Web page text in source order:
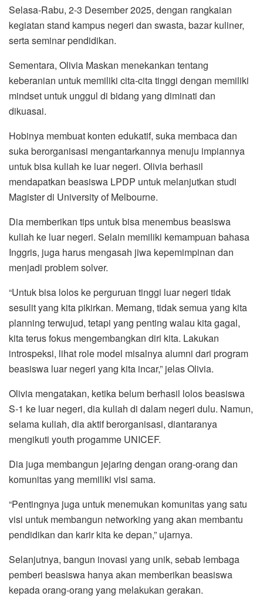
Selasa-Rabu, 2-3 Desember 2025, dengan rangkaian
kegiatan stand kampus negeri dan swasta, bazar kuliner,
serta seminar pendidikan.
Sementara, Olivia Maskan menekankan tentang
keberanian untuk memiliki cita-cita tinggi dengan memiliki
mindset untuk unggul di bidang yang diminati dan
dikuasai.
Hobinya membuat konten edukatif, suka membaca dan
suka berorganisasi mengantarkannya menuju impiannya
untuk bisa kuliah ke luar negeri. Olivia berhasil
mendapatkan beasiswa LPDP untuk melanjutkan studi
Magister di University of Melbourne.
Dia memberikan tips untuk bisa menembus beasiswa
kuliah ke luar negeri. Selain memiliki kemampuan bahasa
Inggris, juga harus mengasah jiwa kepemimpinan dan
menjadi problem solver.
“Untuk bisa lolos ke perguruan tinggi luar negeri tidak
sesulit yang kita pikirkan. Memang, tidak semua yang kita
planning terwujud, tetapi yang penting walau kita gagal,
kita terus fokus mengembangkan diri kita. Lakukan
introspeksi, lihat role model misalnya alumni dari program
beasiswa luar negeri yang kita incar,” jelas Olivia.
Olivia mengatakan, ketika belum berhasil lolos beasiswa
S-1 ke luar negeri, dia kuliah di dalam negeri dulu. Namun,
selama kuliah, dia aktif berorganisasi, diantaranya
mengikuti youth progamme UNICEF.
Dia juga membangun jejaring dengan orang-orang dan
komunitas yang memiliki visi sama.
“Pentingnya juga untuk menemukan komunitas yang satu
visi untuk membangun networking yang akan membantu
pendidikan dan karir kita ke depan,” ujarnya.
Selanjutnya, bangun inovasi yang unik, sebab lembaga
pemberi beasiswa hanya akan memberikan beasiswa
kepada orang-orang yang melakukan gerakan.